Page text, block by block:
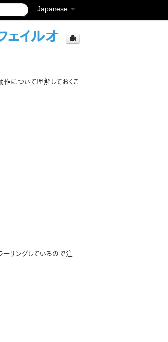
Japanese
ェイルオ
について理解しておくこ
ーリングしているので注